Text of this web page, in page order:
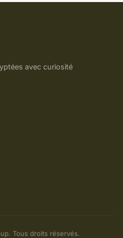
avec curiosité
Tous droits réservés.